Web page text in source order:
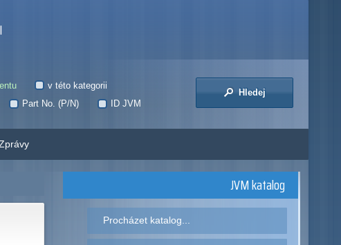
v této kategorii
Part No. (P/N) ID JVM
Hledej
JVM katalog
Procházet katalog...